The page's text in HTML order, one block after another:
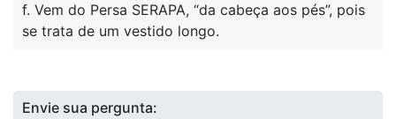
f. Vem do Persa SERAPA, “da cabeça aos pés”, pois
se trata de um vestido longo.
Envie sua pergunta: